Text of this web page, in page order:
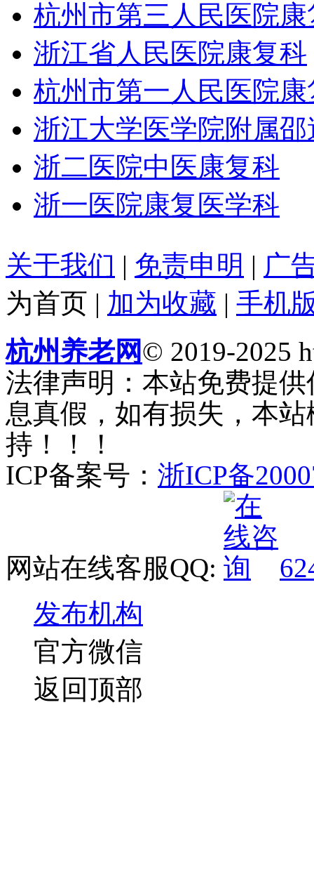
杭州市第三人民医院
浙江省人民医院康复科
杭州市第一人民医院
浙江大学医学院附属
浙二医院中医康复科
浙一医院康复医学科
关于我们 | 免责申明 | 广
为首页 | 加为收藏 | 手机
杭州养老网© 2019-2025
法律声明：本站免费提
息真假，如有损失，本
持！！！
ICP备案号： 浙ICP备
网站在线客服QQ:
发布机构
官方微信
返回顶部